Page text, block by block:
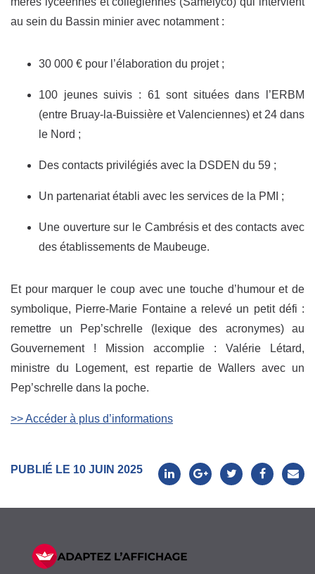
au sein du Bassin minier avec notamment :
30 000 € pour l’élaboration du projet ;
100 jeunes suivis : 61 sont situées dans l’ERBM
(entre Bruay-la-Buissière et Valenciennes) et 24 dans
le Nord ;
Des contacts privilégiés avec la DSDEN du 59 ;
Un partenariat établi avec les services de la PMI ;
Une ouverture sur le Cambrésis et des contacts avec
des établissements de Maubeuge.
Et pour marquer le coup avec une touche d’humour et de
symbolique, Pierre-Marie Fontaine a relevé un petit défi :
remettre un Pep’schrelle (lexique des acronymes) au
Gouvernement ! Mission accomplie : Valérie Létard,
ministre du Logement, est repartie de Wallers avec un
Pep’schrelle dans la poche.
>> Accéder à plus d’informations
PUBLIÉ LE 10 JUIN 2025